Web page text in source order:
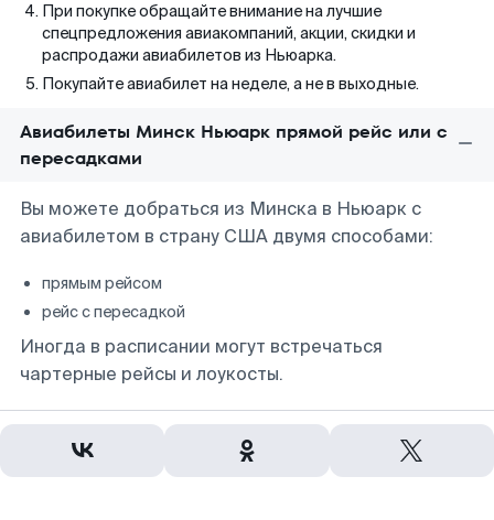
При покупке обращайте внимание на лучшие
спецпредложения авиакомпаний, акции, скидки и
распродажи авиабилетов из Ньюарка.
Покупайте авиабилет на неделе, а не в выходные.
Авиабилеты Минск Ньюарк прямой рейс или с
пересадками
Вы можете добраться из Минска в Ньюарк с
авиабилетом в страну США двумя способами:
прямым рейсом
рейс с пересадкой
Иногда в расписании могут встречаться
чартерные рейсы и лоукосты.